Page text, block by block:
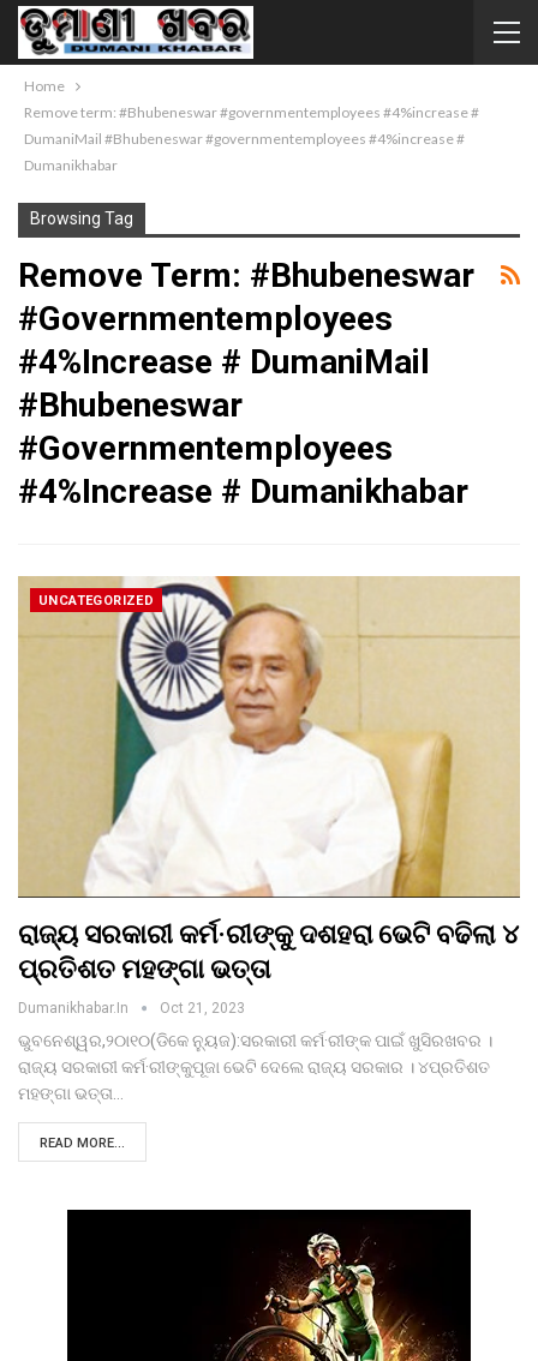
Home
Remove term: #Bhubeneswar #governmentemployees #4%increase #
DumaniMail #Bhubeneswar #governmentemployees #4%increase #
Dumanikhabar
Browsing Tag
Remove Term: #Bhubeneswar
#governmentemployees
#4%increase # DumaniMail
#Bhubeneswar
#governmentemployees
#4%increase # Dumanikhabar
UNCATEGORIZED
ରାଜ୍ୟ ସରକାରୀ କର୍ମ·ରୀଙ୍କୁ ଦଶହରା ଭେଟି ବଢିଲା ୪
ପ୍ରତିଶତ ମହଙ୍ଗା ଭତ୍ତା
Dumanikhabar.in Oct 21, 2023
ଭୁବନେଶ୍ୱର,୨୦ା୧୦(ଡିକେ ନୁ୍ୟଜ):ସରକାରୀ କର୍ମ·ରୀଙ୍କ ପାଇଁ ଖୁସିରଖବର ।
ରାଜ୍ୟ ସରକାରୀ କର୍ମ·ରୀଙ୍କୁପୂଜା ଭେଟି ଦେଲେ ରାଜ୍ୟ ସରକାର । ୪ପ୍ରତିଶତ
ମହଙ୍ଗା ଭତ୍ତା…
READ MORE...